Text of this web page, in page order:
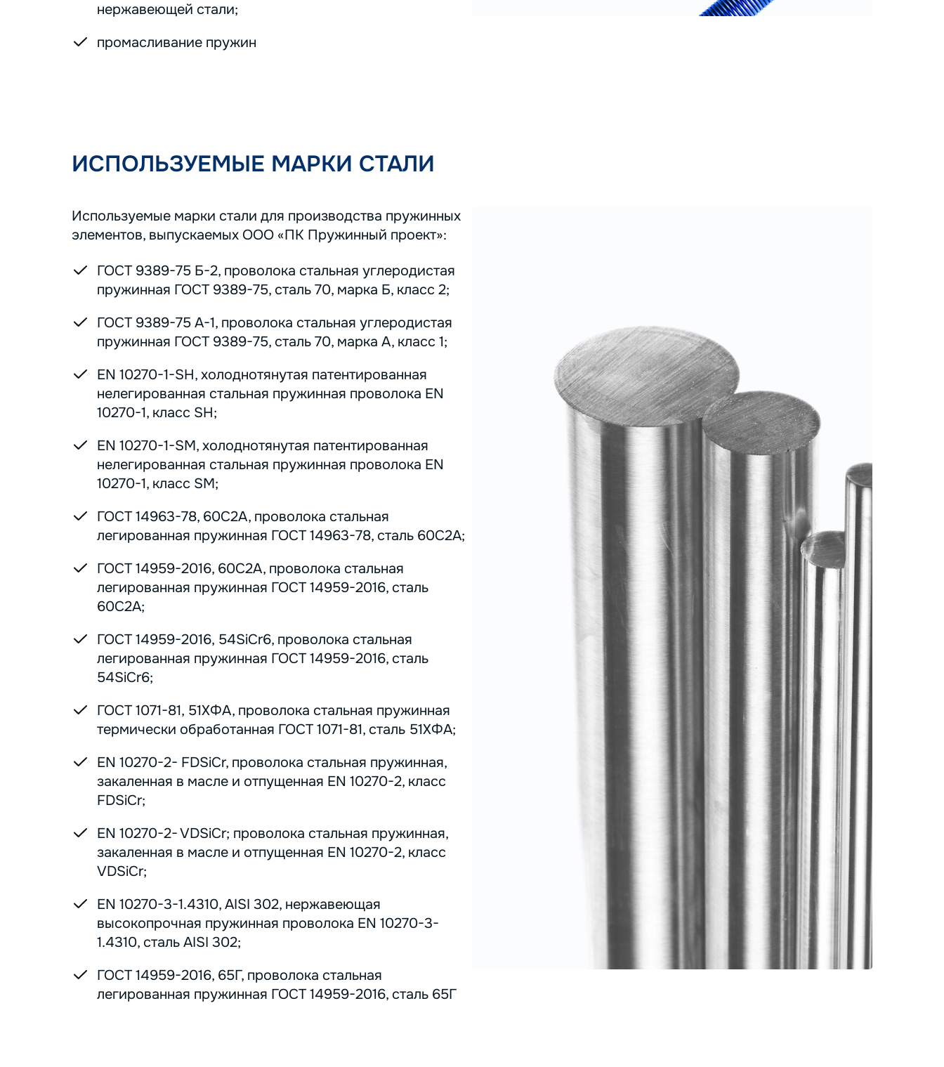
нержавеющей стали;
промасливание пружин
ИСПОЛЬЗУЕМЫЕ МАРКИ СТАЛИ
Используемые марки стали для производства пружинных
элементов, выпускаемых ООО «ПК Пружинный проект»:
ГОСТ 9389-75 Б-2, проволока стальная углеродистая
пружинная ГОСТ 9389-75, сталь 70, марка Б, класс 2;
ГОСТ 9389-75 А-1, проволока стальная углеродистая
пружинная ГОСТ 9389-75, сталь 70, марка А, класс 1;
EN 10270-1-SH, холоднотянутая патентированная
нелегированная стальная пружинная проволока EN
10270-1, класс SH;
EN 10270-1-SM, холоднотянутая патентированная
нелегированная стальная пружинная проволока EN
10270-1, класс SM;
ГОСТ 14963-78, 60С2А, проволока стальная
легированная пружинная ГОСТ 14963-78, сталь 60С2А;
ГОСТ 14959-2016, 60С2А, проволока стальная
легированная пружинная ГОСТ 14959-2016, сталь
60С2А;
ГОСТ 14959-2016, 54SiCr6, проволока стальная
легированная пружинная ГОСТ 14959-2016, сталь
54SiCr6;
ГОСТ 1071-81, 51ХФА, проволока стальная пружинная
термически обработанная ГОСТ 1071-81, сталь 51ХФА;
EN 10270-2- FDSiCr, проволока стальная пружинная,
закаленная в масле и отпущенная EN 10270-2, класс
FDSiCr;
EN 10270-2- VDSiCr; проволока стальная пружинная,
закаленная в масле и отпущенная EN 10270-2, класс
VDSiCr;
EN 10270-3-1.4310, AISI 302, нержавеющая
высокопрочная пружинная проволока EN 10270-3-
1.4310, сталь AISI 302;
ГОСТ 14959-2016, 65Г, проволока стальная
легированная пружинная ГОСТ 14959-2016, сталь 65Г